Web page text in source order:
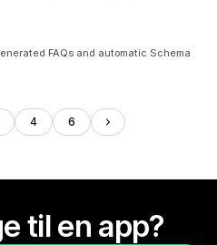
FAQs and automatic Schema
4 6
til en app?